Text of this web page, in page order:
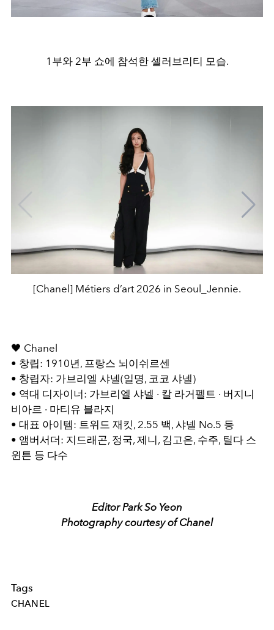
1부와 2부 쇼에 참석한 셀러브리티 모습.
[Chanel] Métiers d’art 2026 in Seoul_Jennie.
🖤 Chanel
• 창립: 1910년, 프랑스 뇌이쉬르센
• 창립자: 가브리엘 샤넬(일명, 코코 샤넬)
• 역대 디자이너: 가브리엘 샤넬 · 칼 라거펠트 · 버지니
비아르 · 마티유 블라지
• 대표 아이템: 트위드 재킷, 2.55 백, 샤넬 No.5 등
• 앰버서더: 지드래곤, 정국, 제니, 김고은, 수주, 틸다 스
윈튼 등 다수
Editor Park So Yeon
Photography courtesy of Chanel
Tags
CHANEL